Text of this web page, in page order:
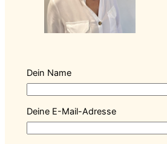
Dein Name
Deine E-Mail-Adresse